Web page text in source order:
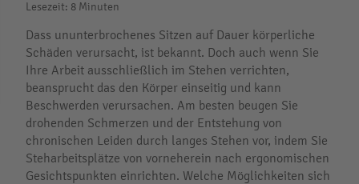
Lesezeit: 8 Minuten
Dass ununterbrochenes Sitzen auf Dauer körperliche
Schäden verursacht, ist bekannt. Doch auch wenn Sie
Ihre Arbeit ausschließlich im Stehen verrichten,
beansprucht das den Körper einseitig und kann
Beschwerden verursachen. Am besten beugen Sie
drohenden Schmerzen und der Entstehung von
chronischen Leiden durch langes Stehen vor, indem Sie
Steharbeitsplätze von vorneherein nach ergonomischen
Gesichtspunkten einrichten. Welche Möglichkeiten sich